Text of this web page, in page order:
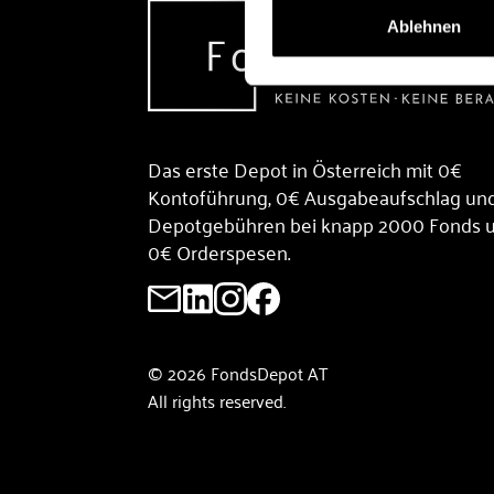
Ablehnen
Das erste Depot in Österreich mit 0€
Kontoführung, 0€ Ausgabeaufschlag
Depotgebühren bei knapp 2000 Fonds
0€ Orderspesen.
© 2026 FondsDepot AT
All rights reserved.